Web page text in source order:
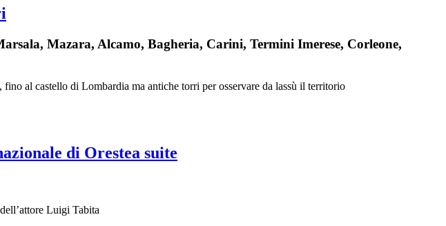
Mazara, Alcamo, Bagheria, Carini, Termini Imerese, Corleone,
al castello di Lombardia ma antiche torri per osservare da lassù il territorio
di Orestea suite
Luigi Tabita